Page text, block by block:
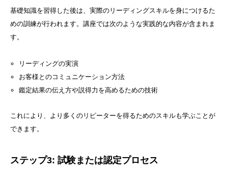
基礎知識を習得した後は、実際のリーディングスキルを身につけるた
めの訓練が行われます。講座では次のような実践的な内容が含まれま
す。
リーディングの実演
お客様とのコミュニケーション方法
鑑定結果の伝え方や説得力を高めるための技術
これにより、より多くのリピーターを得るためのスキルも学ぶことが
できます。
ステップ3: 試験または認定プロセス